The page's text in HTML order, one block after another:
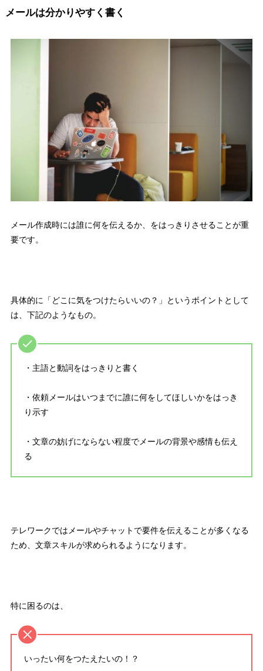
メールは分かりやすく書く
メール作成時には誰に何を伝えるか、をはっきりさせることが重
要です。
具体的に「どこに気をつけたらいいの？」というポイントとして
は、下記のようなもの。
・主語と動詞をはっきりと書く
・依頼メールはいつまでに誰に何をしてほしいかをはっき
り示す
・文章の妨げにならない程度でメールの背景や感情も伝え
る
テレワークではメールやチャットで要件を伝えることが多くなる
ため、文章スキルが求められるようになります。
特に困るのは、
いったい何をつたえたいの！？